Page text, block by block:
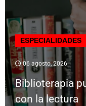
ESPECIALIDADES
06 agosto, 2026
Biblioterapia
con la lectura